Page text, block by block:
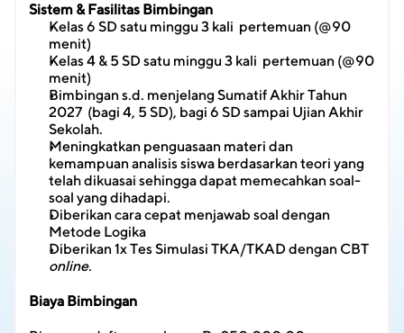
Sistem & Fasilitas Bimbingan
Kelas 6 SD satu minggu 3 kali  pertemuan (@90
menit)
Kelas 4 & 5 SD satu minggu 3 kali  pertemuan (@90
menit)
Bimbingan s.d. menjelang Sumatif Akhir Tahun
2027  (bagi 4, 5 SD), bagi 6 SD sampai Ujian Akhir
Sekolah.
Meningkatkan penguasaan materi dan
kemampuan analisis siswa berdasarkan teori yang
telah dikuasai sehingga dapat memecahkan soal-
soal yang dihadapi.
Diberikan cara cepat menjawab soal dengan
Metode Logika
online.
Biaya Bimbingan